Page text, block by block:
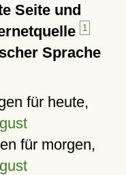
Seite und
1
Sprache
für heute,
für morgen,